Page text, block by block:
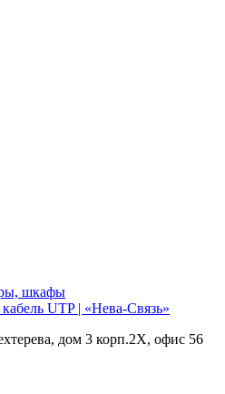
дом 3 корп.2X, офис 56